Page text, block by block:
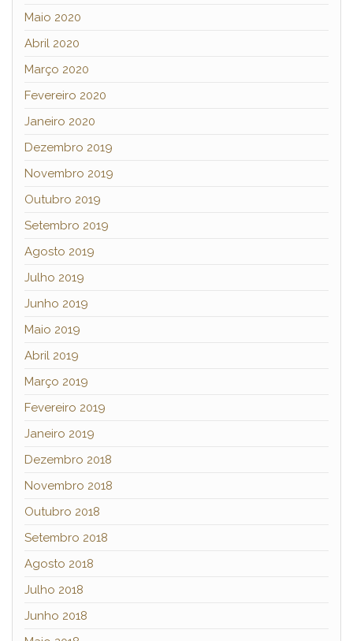
Maio 2020
Abril 2020
Março 2020
Fevereiro 2020
Janeiro 2020
Dezembro 2019
Novembro 2019
Outubro 2019
Setembro 2019
Agosto 2019
Julho 2019
Junho 2019
Maio 2019
Abril 2019
Março 2019
Fevereiro 2019
Janeiro 2019
Dezembro 2018
Novembro 2018
Outubro 2018
Setembro 2018
Agosto 2018
Julho 2018
Junho 2018